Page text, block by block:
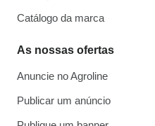
Catálogo da marca
As nossas ofertas
Anuncie no Agroline
Publicar um anúncio